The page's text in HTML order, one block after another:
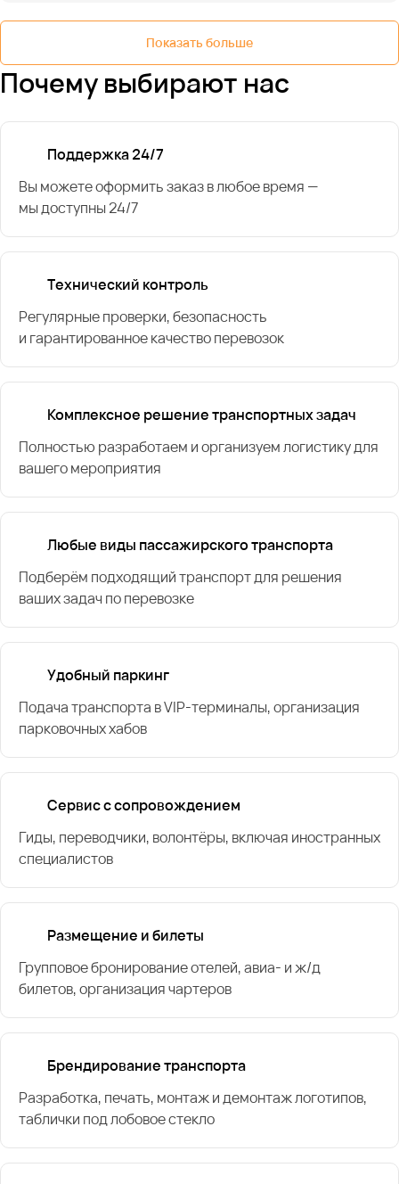
Показать больше
Почему выбирают нас
Поддержка 24/7
Вы можете оформить заказ в любое время —
мы доступны 24/7
Технический контроль
Регулярные проверки, безопасность
и гарантированное качество перевозок
Комплексное решение транспортных задач
Полностью разработаем и организуем логистику для
вашего мероприятия
Любые виды пассажирского транспорта
Подберём подходящий транспорт для решения
ваших задач по перевозке
Удобный паркинг
Подача транспорта в VIP-терминалы, организация
парковочных хабов
Сервис с сопровождением
Гиды, переводчики, волонтёры, включая иностранных
специалистов
Размещение и билеты
Групповое бронирование отелей, авиа- и ж/д
билетов, организация чартеров
Брендирование транспорта
Разработка, печать, монтаж и демонтаж логотипов,
таблички под лобовое стекло